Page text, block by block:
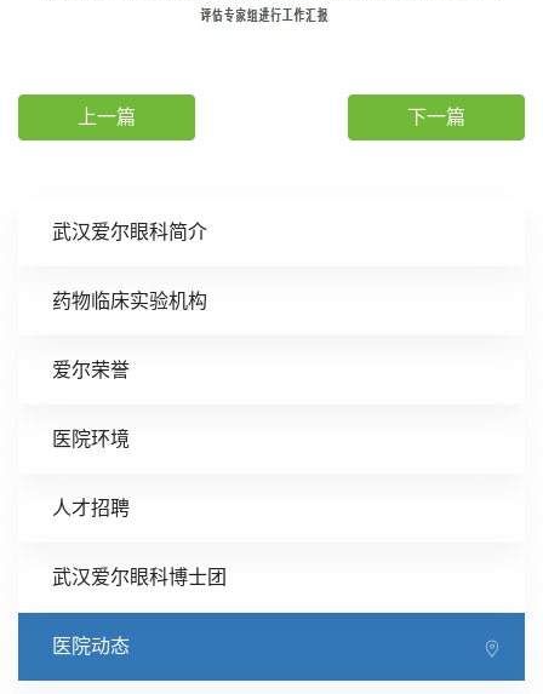
武汉爱尔眼科简介
药物临床实验机构
爱尔荣誉
医院环境
人才招聘
武汉爱尔眼科博士团
医院动态
上一篇 下一篇